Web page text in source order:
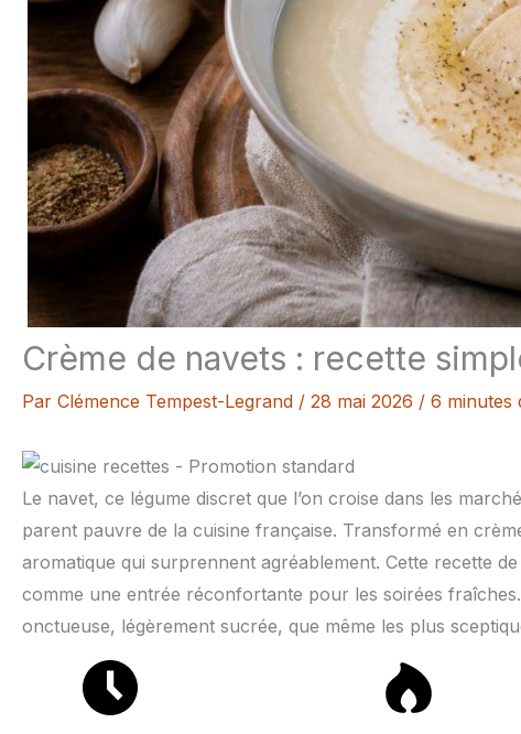
Crème de navets : recette
Par Clémence Tempest-Legrand / 28 mai 2026 / 6 minutes
Le navet, ce légume discret que l’on croise dans les
parent pauvre de la cuisine française. Transformé en
aromatique qui surprennent agréablement. Cette recette
comme une entrée réconfortante pour les soirées
onctueuse, légèrement sucrée, que même les plus